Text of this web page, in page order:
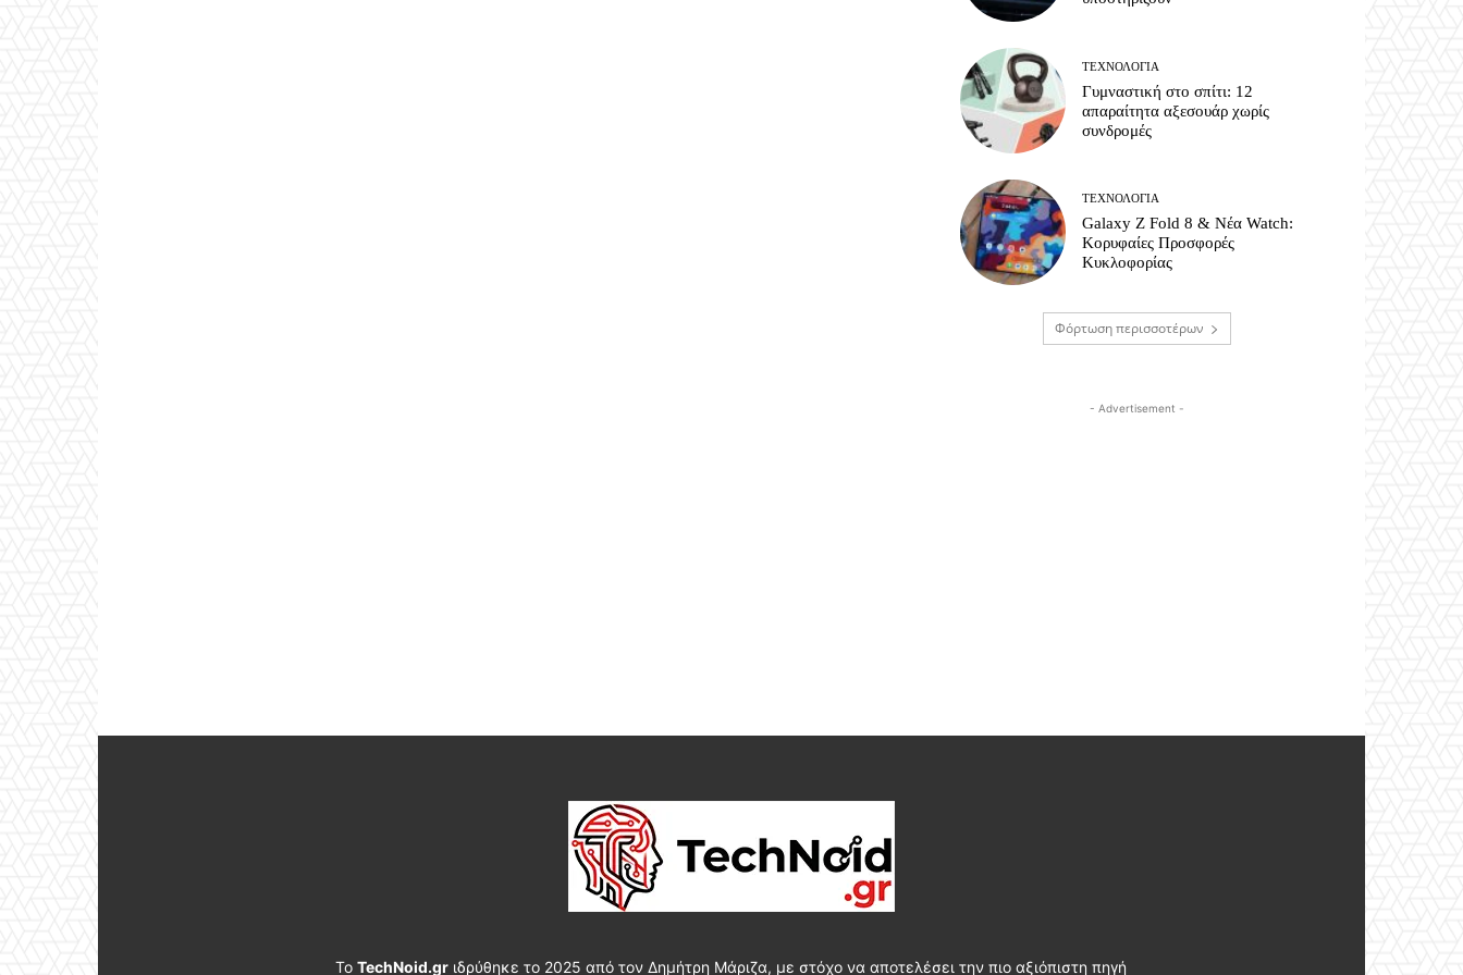
ΤΕΧΝΟΛΟΓΊΑ
Γυμναστική στο σπίτι: 12
απαραίτητα αξεσουάρ χωρίς
συνδρομές
ΤΕΧΝΟΛΟΓΊΑ
Galaxy Z Fold 8 & Νέα Watch:
Κορυφαίες Προσφορές
Κυκλοφορίας
Φόρτωση περισσοτέρων
- Advertisement -
ΤοTechNoid.gr ιδρύθηκε το 2025 από τον Δημήτρη Μάριζα, με στόχο να αποτελέσει την πιο αξιόπιστη πηγή